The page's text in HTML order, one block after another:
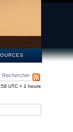
Rechercher
UTC + 1 heure